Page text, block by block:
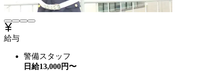
給与
警備スタッフ
日給13,000円〜